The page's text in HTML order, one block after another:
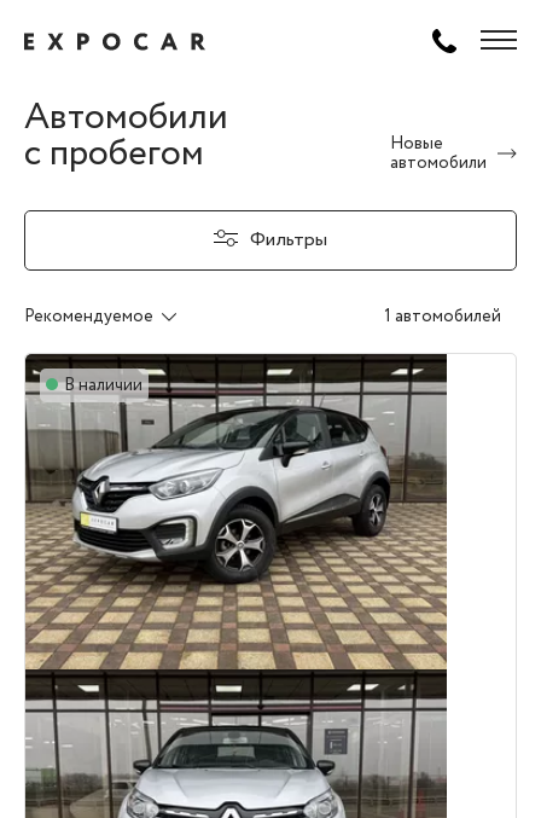
Автомобили
с пробегом
Новые
автомобили
Фильтры
Рекомендуемое 1 автомобилей
В наличии